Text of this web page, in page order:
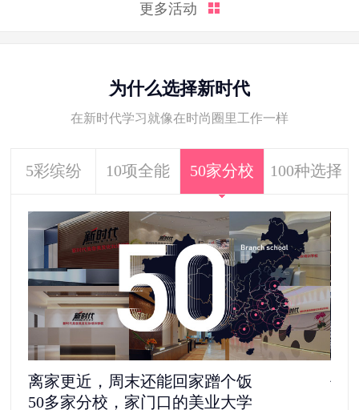
更多活动
为什么选择新时代
在新时代学习就像在时尚圈里工作一样
5彩缤纷 10项全能 50家分校 100种选择
离家更近，周末还能回家蹭个饭
50多家分校，家门口的美业大学
去